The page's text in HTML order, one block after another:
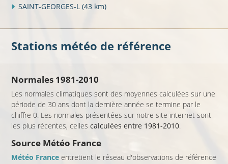
SAINT-GEORGES-L (43 km)
Stations météo de référence
Normales 1981-2010
Les normales climatiques sont des moyennes calculées sur une
période de 30 ans dont la dernière année se termine par le
chiffre 0. Les normales présentées sur notre site internet sont
les plus récentes, celles calculées entre 1981-2010.
Source Météo France
Météo Franceentretient le réseau d'observations de référence